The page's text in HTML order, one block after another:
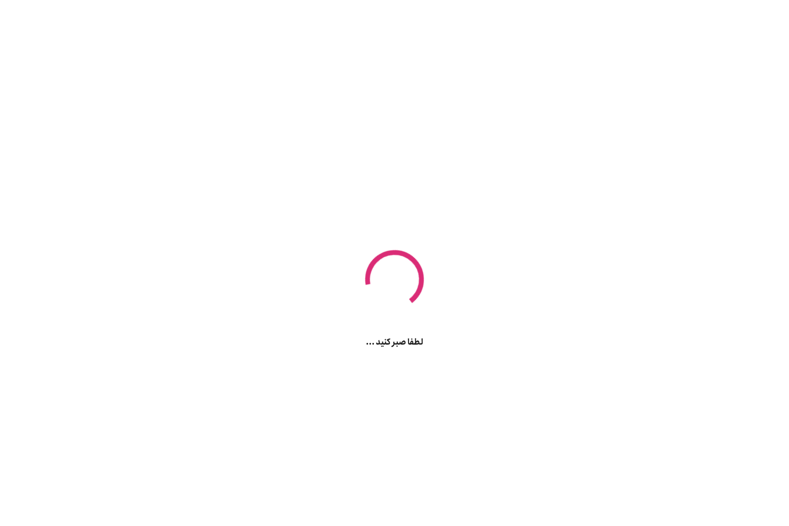
لطفا صبر کنید ...